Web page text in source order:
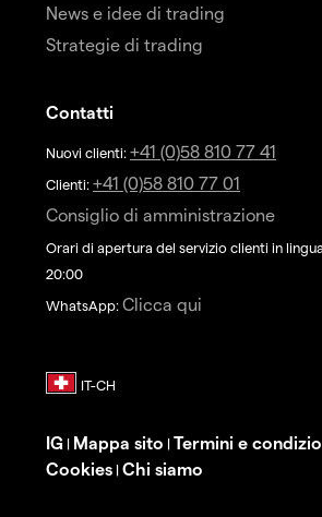
News e idee di trading
Strategie di trading
Contatti
Nuovi clienti: +41 (0)58 810 77 41
Clienti: +41 (0)58 810 77 01
Consiglio di amministrazione
Orari di apertura del servizio clienti in
20:00
WhatsApp: Clicca qui
IG | Mappa sito | Termini e
Cookies | Chi siamo